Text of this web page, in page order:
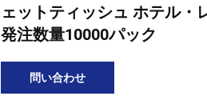
ェットティッシュ ホテル・
発注数量10000パック
問い合わせ